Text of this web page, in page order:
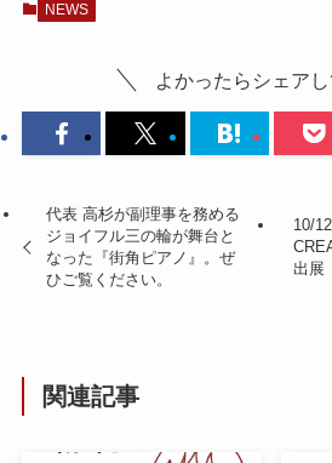
NEWS
よかったらシェアし
代表 高杉が副理事を務める
ジョイフル三の輪が舞台と
なった『街角ピアノ』。ぜ
ひご覧ください。
10/
出展
関連記事